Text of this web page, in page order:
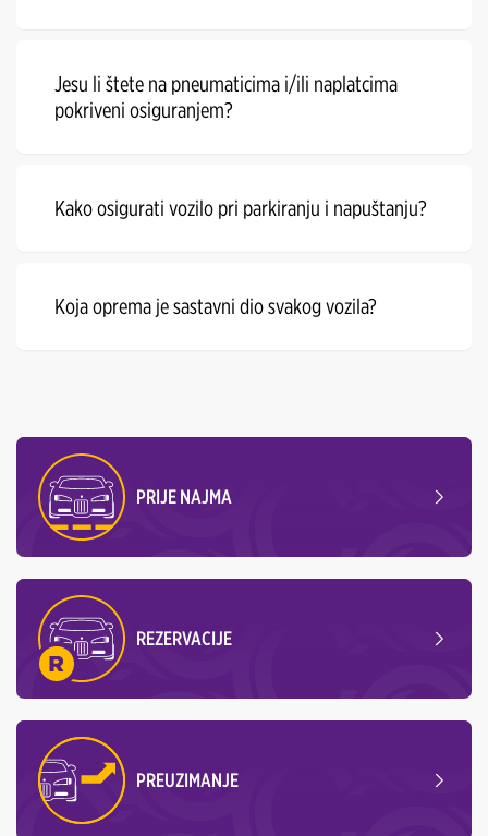
Jesu li štete na pneumaticima i/ili naplatcima
pokriveni osiguranjem?
Kako osigurati vozilo pri parkiranju i napuštanju?
Koja oprema je sastavni dio svakog vozila?
PRIJE NAJMA
REZERVACIJE
PREUZIMANJE